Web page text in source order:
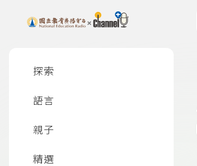
上方功能區塊
探索
語言
親子
精選